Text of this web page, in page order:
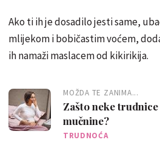
Ako ti ih je dosadilo jesti same,
mlijekom i bobičastim voćem,
ih namaži maslacem od kikirikija.
MOŽDA TE ZANIMA...
Zašto neke
mučnine?
TRUDNOĆA